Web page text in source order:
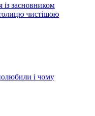
засновником
чистішою
і чому